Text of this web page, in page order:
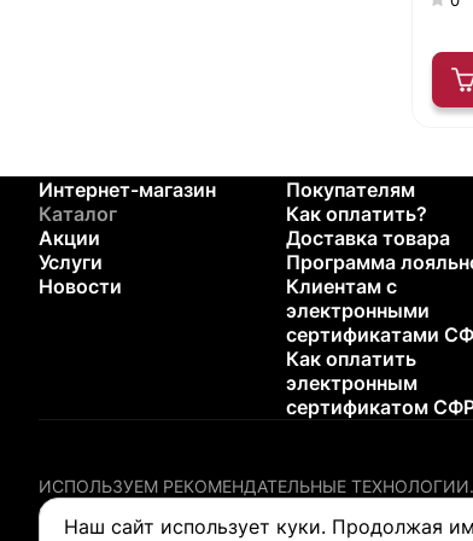
Интернет-магазин
Каталог
Акции
Услуги
Новости
Покупателям
Как оплатить?
Доставка товара
Программа
Клиентам с
электронными
сертификатами
Как оплатить
электронным
сертификатом
ИСПОЛЬЗУЕМ РЕКОМЕНДАТЕЛЬНЫЕ ТЕХНОЛОГИИ.
Содержание настоящего сайта не предназначено
любого медицинского изделия.
Наш сайт использует куки. Продолжая